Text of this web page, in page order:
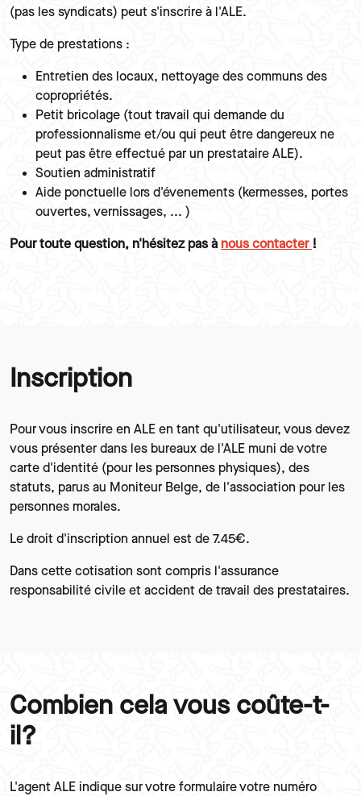
(pas les syndicats) peut s'inscrire à l'ALE.
Type de prestations :
Entretien des locaux, nettoyage des communs des
copropriétés.
Petit bricolage (tout travail qui demande du
professionnalisme et/ou qui peut être dangereux ne
peut pas être effectué par un prestataire ALE).
Soutien administratif
Aide ponctuelle lors d'évenements (kermesses, portes
ouvertes, vernissages, ... )
Pour toute question, n'hésitez pas à nous contacter !
Paragraphes
Inscription
Texte
Pour vous inscrire en ALE en tant qu'utilisateur, vous devez
vous présenter dans les bureaux de l'ALE muni de votre
carte d'identité (pour les personnes physiques), des
statuts, parus au Moniteur Belge, de l'association pour les
personnes morales.
Le droit d'inscription annuel est de 7.45€.
Dans cette cotisation sont compris l'assurance
responsabilité civile et accident de travail des prestataires.
Paragraphes
Combien cela vous coûte-t-
il?
Texte
L'agent ALE indique sur votre formulaire votre numéro